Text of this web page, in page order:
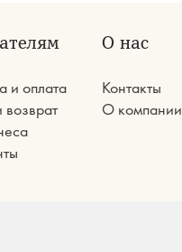
и оплата
О нас
Контакты
О компании